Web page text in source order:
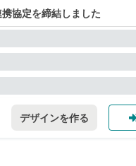
協定を締結しました
デザインを作る